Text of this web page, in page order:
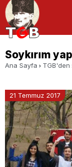
Soykırım
Ana Sayfa TGB'den
21 Temmuz 2017